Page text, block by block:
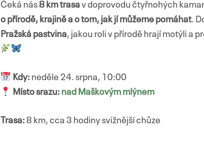
Čeká nás8 km trasav doprovodu čtyřnohých
o přírodě, krajině a o tom, jak jí můžeme pomáhat.
Pražská pastvina, jakou roli v přírodě hrají motýli a
Kdy:neděle 24. srpna, 10:00
Místo srazu: nad Maškovým mlýnem
Trasa:8 km, cca 3 hodiny svižnější chůze